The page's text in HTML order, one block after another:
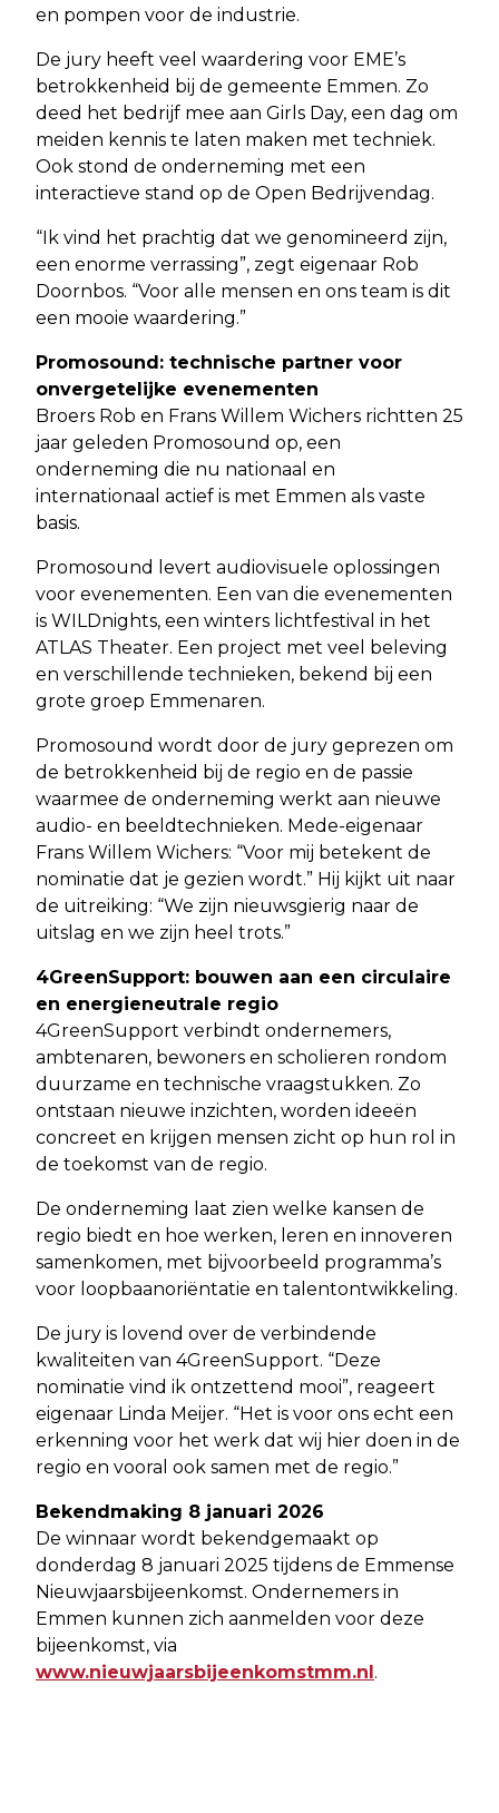
en pompen voor de industrie.
De jury heeft veel waardering voor EME’s
betrokkenheid bij de gemeente Emmen. Zo
deed het bedrijf mee aan Girls Day, een dag om
meiden kennis te laten maken met techniek.
Ook stond de onderneming met een
interactieve stand op de Open Bedrijvendag.
“Ik vind het prachtig dat we genomineerd zijn,
een enorme verrassing”, zegt eigenaar Rob
Doornbos. “Voor alle mensen en ons team is dit
een mooie waardering.”
Promosound: technische partner voor
onvergetelijke evenementen
Broers Rob en Frans Willem Wichers richtten 25
jaar geleden Promosound op, een
onderneming die nu nationaal en
internationaal actief is met Emmen als vaste
basis.
Promosound levert audiovisuele oplossingen
voor evenementen. Een van die evenementen
is WILDnights, een winters lichtfestival in het
ATLAS Theater. Een project met veel beleving
en verschillende technieken, bekend bij een
grote groep Emmenaren.
Promosound wordt door de jury geprezen om
de betrokkenheid bij de regio en de passie
waarmee de onderneming werkt aan nieuwe
audio- en beeldtechnieken. Mede-eigenaar
Frans Willem Wichers: “Voor mij betekent de
nominatie dat je gezien wordt.” Hij kijkt uit naar
de uitreiking: “We zijn nieuwsgierig naar de
uitslag en we zijn heel trots.”
4GreenSupport: bouwen aan een circulaire
en energieneutrale regio
4GreenSupport verbindt ondernemers,
ambtenaren, bewoners en scholieren rondom
duurzame en technische vraagstukken. Zo
ontstaan nieuwe inzichten, worden ideeën
concreet en krijgen mensen zicht op hun rol in
de toekomst van de regio.
De onderneming laat zien welke kansen de
regio biedt en hoe werken, leren en innoveren
samenkomen, met bijvoorbeeld programma’s
voor loopbaanoriëntatie en talentontwikkeling.
De jury is lovend over de verbindende
kwaliteiten van 4GreenSupport. “Deze
nominatie vind ik ontzettend mooi”, reageert
eigenaar Linda Meijer. “Het is voor ons echt een
erkenning voor het werk dat wij hier doen in de
regio en vooral ook samen met de regio.”
Bekendmaking 8 januari 2026
De winnaar wordt bekendgemaakt op
donderdag 8 januari 2025 tijdens de Emmense
Nieuwjaarsbijeenkomst. Ondernemers in
Emmen kunnen zich aanmelden voor deze
bijeenkomst, via
www.nieuwjaarsbijeenkomstmm.nl.